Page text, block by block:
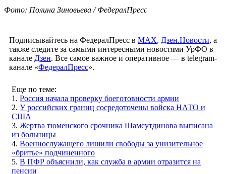
Фото: Полина Зиновьева / ФедералПресс
Подписывайтесь на ФедералПресс в МАХ, Дзен.Новости, а
также следите за самыми интересными новостями УрФО в
канале Дзен. Все самое важное и оперативное — в telegram-
канале «ФедералПресс».
Еще по теме:
1. Россия начала проверку боеготовности армии
2. У российских границ сосредоточены войска НАТО и
США
3. Жертва тюменского срочника Шамсутдинова выписана
из больницы
4. Военнослужащего лишили свободы за унизительное
«бритье» подчиненного
5. В ПФР объяснили, как служба в армии отразится на
пенсии